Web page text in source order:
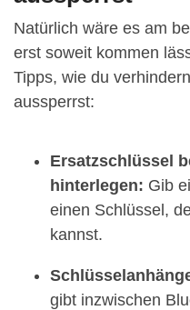
Natürlich wäre es am
erst soweit kommen
Tipps, wie du
aussperrst:
Ersatzschlüssel
hinterlegen: Gib
einen Schlüssel,
kannst.
gibt inzwischen